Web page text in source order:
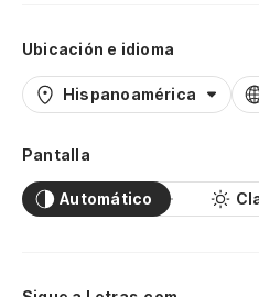
Ubicación e idioma
Hispanoamérica
Pantalla
Automático